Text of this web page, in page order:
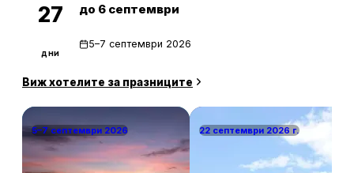
27
дни
до 6 септември
5–7 септември 2026
Виж хотелите за празниците
5–7 септември 2026 22 септември 2026 г.